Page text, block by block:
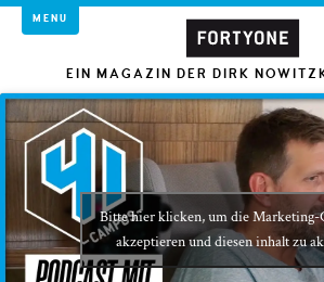
MENU
EIN MAGAZIN DER DIRK
Bitte hier klicken, um die Marketing-
akzeptieren und diesen inhalt zu